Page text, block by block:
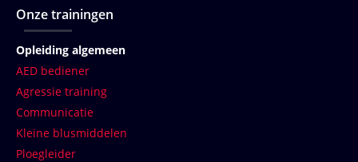
Onze trainingen
Opleiding algemeen
AED bediener
Agressie training
Communicatie
Kleine blusmiddelen
Ploegleider